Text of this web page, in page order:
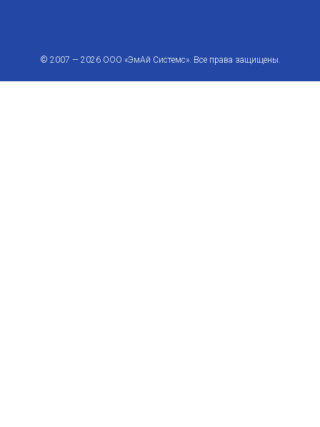
© 2007 — 2026 ООО «ЭмАй Системс». Все права защищены.